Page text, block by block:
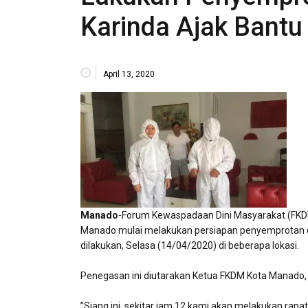
Karinda Ajak
April 13, 2020
Manado-Forum Kewaspadaan Dini Masyarakat
Manado mulai melakukan persiapan
dilakukan, Selasa (14/04/2020) di beberapa lokasi.
Penegasan ini diutarakan Ketua FKDM Kota